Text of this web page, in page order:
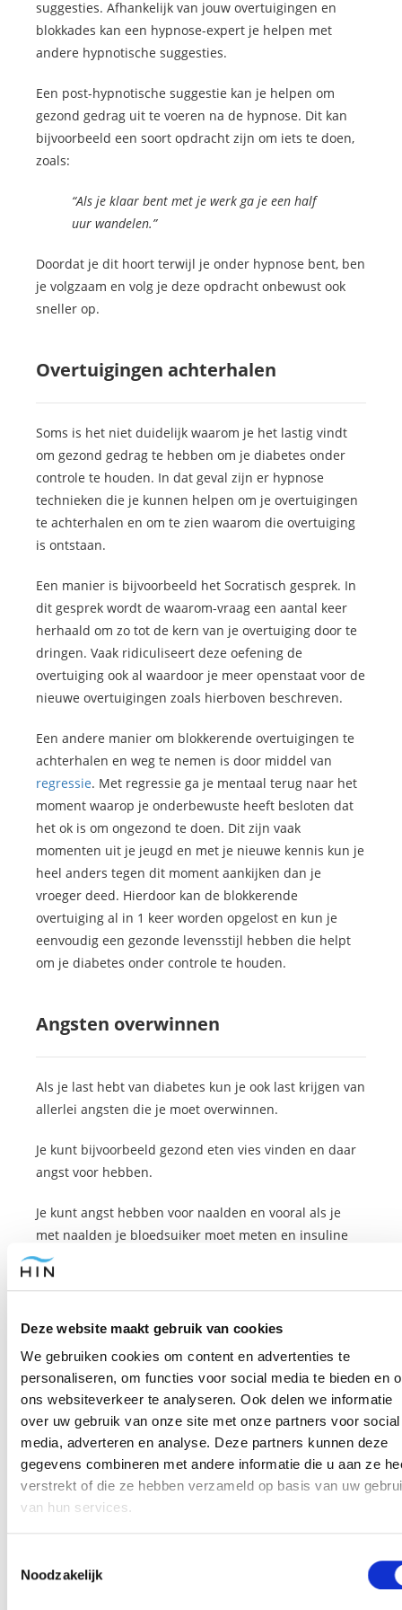
Deze website maakt gebruik van cookies
We gebruiken cookies om content en advertenties te
personaliseren, om functies voor social media te bieden en
ons websiteverkeer te analyseren. Ook delen we informatie
over uw gebruik van onze site met onze partners voor social
media, adverteren en analyse. Deze partners kunnen deze
gegevens combineren met andere informatie die u aan ze
verstrekt of die ze hebben verzameld op basis van uw
van hun services.
Noodzakelijk
suggesties. Afhankelijk van jouw overtuigingen en
blokkades kan een hypnose-expert je helpen met
andere hypnotische suggesties.
Een post-hypnotische suggestie kan je helpen om
gezond gedrag uit te voeren na de hypnose. Dit kan
bijvoorbeeld een soort opdracht zijn om iets te doen,
zoals:
“Als je klaar bent met je werk ga je een half
uur wandelen.”
Doordat je dit hoort terwijl je onder hypnose bent, ben
je volgzaam en volg je deze opdracht onbewust ook
sneller op.
Overtuigingen achterhalen
Soms is het niet duidelijk waarom je het lastig vindt
om gezond gedrag te hebben om je diabetes onder
controle te houden. In dat geval zijn er hypnose
technieken die je kunnen helpen om je overtuigingen
te achterhalen en om te zien waarom die overtuiging
is ontstaan.
Een manier is bijvoorbeeld het Socratisch gesprek. In
dit gesprek wordt de waarom-vraag een aantal keer
herhaald om zo tot de kern van je overtuiging door te
dringen. Vaak ridiculiseert deze oefening de
overtuiging ook al waardoor je meer openstaat voor de
nieuwe overtuigingen zoals hierboven beschreven.
Een andere manier om blokkerende overtuigingen te
achterhalen en weg te nemen is door middel van
regressie. Met regressie ga je mentaal terug naar het
moment waarop je onderbewuste heeft besloten dat
het ok is om ongezond te doen. Dit zijn vaak
momenten uit je jeugd en met je nieuwe kennis kun je
heel anders tegen dit moment aankijken dan je
vroeger deed. Hierdoor kan de blokkerende
overtuiging al in 1 keer worden opgelost en kun je
eenvoudig een gezonde levensstijl hebben die helpt
om je diabetes onder controle te houden.
Angsten overwinnen
Als je last hebt van diabetes kun je ook last krijgen van
allerlei angsten die je moet overwinnen.
Je kunt bijvoorbeeld gezond eten vies vinden en daar
angst voor hebben.
Je kunt angst hebben voor naalden en vooral als je
met naalden je bloedsuiker moet meten en insuline
moet spuiten is dit een angst die je móét overwinnen.
omdat je bang bent om blessures te krijgen.
Voor al dit soort angsten helpt hypnose ook. Er zijn
meerdere technieken om die angsten te overwinnen.
Wat vaak wordt gedaan is om je geleidelijk meer bloot
te stellen aan je angst.
Je maakt bijvoorbeeld een top 10 van je angst voor
naalden, gezond eten of bewegen.
Foto van naalden.